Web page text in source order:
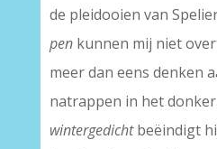
de pleidooien van
penkunnen mij niet
meer dan eens denken
natrappen in het
wintergedichtbeëindigt